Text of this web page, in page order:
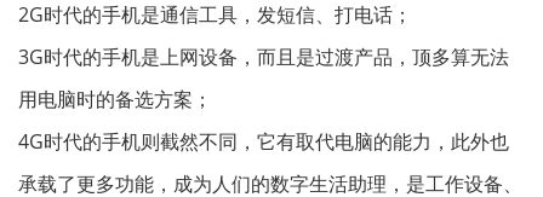
2G时代的手机是通信工具，发短信、打电话；
3G时代的手机是上网设备，而且是过渡产品，顶多算无法
用电脑时的备选方案；
4G时代的手机则截然不同，它有取代电脑的能力，此外也
承载了更多功能，成为人们的数字生活助理，是工作设备、